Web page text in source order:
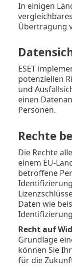
In einigen
Übertragung
ESET
potenziellen
und
einen
Personen.
Rechte
Die Rechte
einem EU-
betroffene
Daten wie
Recht auf
Grundlage
können Sie
für die